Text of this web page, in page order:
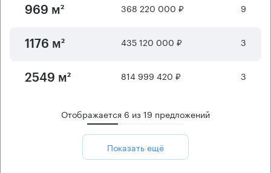
969 м² 368 220 000 ₽ 9
1176 м² 435 120 000 ₽ 3
2549 м² 814 999 420 ₽ 3
Отображается 6 из19 предложений
Показать ещё